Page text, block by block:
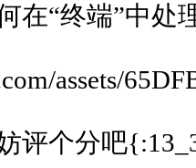
在“终端”中处
assets/
评个分吧